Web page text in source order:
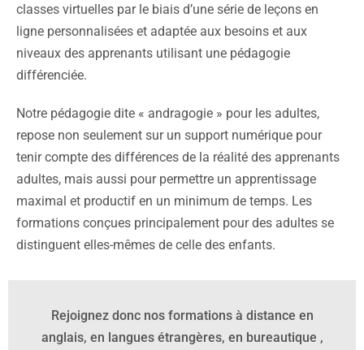
classes virtuelles par le biais d’une série de leçons en
ligne personnalisées et adaptée aux besoins et aux
niveaux des apprenants utilisant une pédagogie
différenciée.
Notre pédagogie dite « andragogie » pour les adultes,
repose non seulement sur un support numérique pour
tenir compte des différences de la réalité des apprenants
adultes, mais aussi pour permettre un apprentissage
maximal et productif en un minimum de temps. Les
formations conçues principalement pour des adultes se
distinguent elles-mêmes de celle des enfants.
Rejoignez donc nos formations à distance en
anglais, en langues étrangères, en bureautique ,